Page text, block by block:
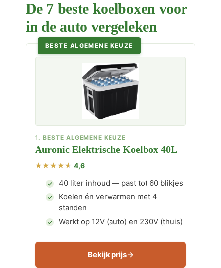
De 7 beste koelboxen voor
in de auto vergeleken
BESTE ALGEMENE KEUZE
1. BESTE ALGEMENE KEUZE
Auronic Elektrische Koelbox 40L
4,6
40 liter inhoud — past tot 60 blikjes
Koelen én verwarmen met 4
standen
Werkt op 12V (auto) en 230V (thuis)
Bekijk prijs